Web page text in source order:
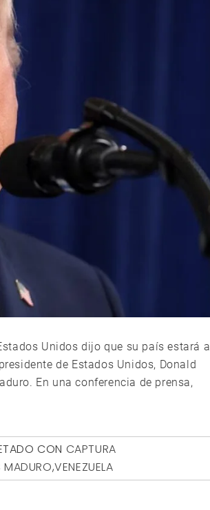
Unidos dijo que su país estará a
de Estados Unidos, Donald
En una conferencia de prensa,
CON CAPTURA
MADURO,VENEZUELA